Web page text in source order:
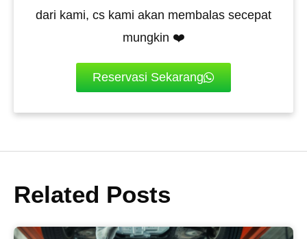
dari kami, cs kami akan membalas secepat
mungkin ❤️
Reservasi Sekarang
Related Posts